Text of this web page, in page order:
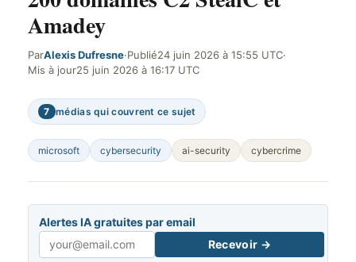
Amadey
ParAlexis Dufresne·Publié24 juin 2026 à 15:55 UTC·
Mis à jour25 juin 2026 à 16:17 UTC
7 médias qui couvrent ce sujet
microsoft cybersecurity ai-security cybercrime
Alertes IA gratuites par email
Email
Recevoir →